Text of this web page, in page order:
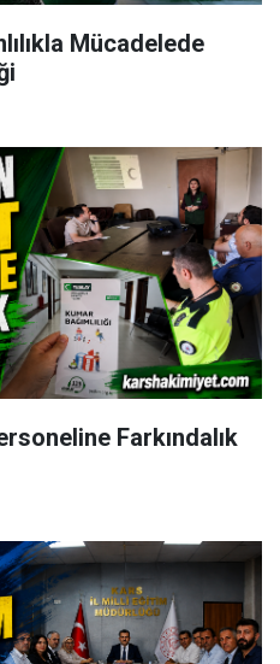
Mücadelede
Farkındalık